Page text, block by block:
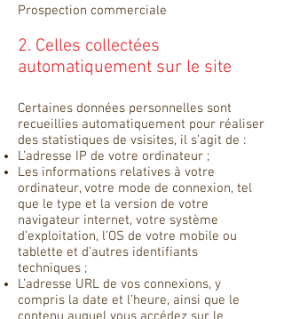
Prospection commerciale
2. Celles collectées
automatiquement sur le site
Certaines données personnelles sont
recueillies automatiquement pour réaliser
des statistiques de vsisites, il s’agit de :
L’adresse IP de votre ordinateur ;
Les informations relatives à votre
ordinateur, votre mode de connexion, tel
que le type et la version de votre
navigateur internet, votre système
d’exploitation, l’OS de votre mobile ou
tablette et d’autres identifiants
techniques ;
L’adresse URL de vos connexions, y
compris la date et l’heure, ainsi que le